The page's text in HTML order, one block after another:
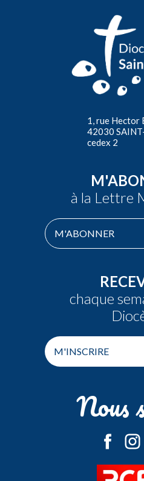
1, rue Hector
42030
cedex 2
à la Lettre
M'ABONNER
chaque
M'INSCRIRE
Nous